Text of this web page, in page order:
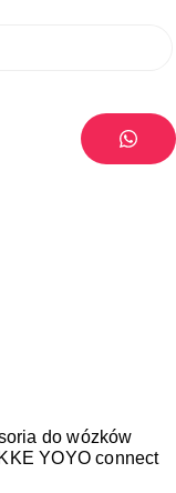
do wózków
YOYO connect